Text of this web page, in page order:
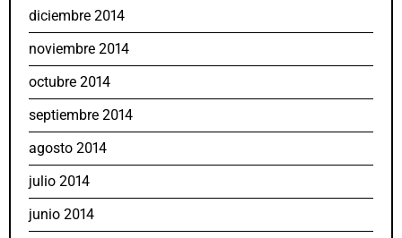
diciembre 2014
noviembre 2014
octubre 2014
septiembre 2014
agosto 2014
julio 2014
junio 2014